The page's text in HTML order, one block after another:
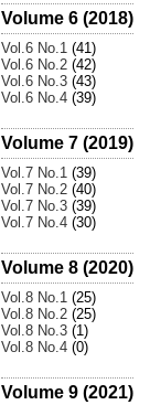
Volume 6 (2018)
Vol.6 No.1 (41)
Vol.6 No.2 (42)
Vol.6 No.3 (43)
Vol.6 No.4 (39)
Volume 7 (2019)
Vol.7 No.1 (39)
Vol.7 No.2 (40)
Vol.7 No.3 (39)
Vol.7 No.4 (30)
Volume 8 (2020)
Vol.8 No.1 (25)
Vol.8 No.2 (25)
Vol.8 No.3 (1)
Vol.8 No.4 (0)
Volume 9 (2021)